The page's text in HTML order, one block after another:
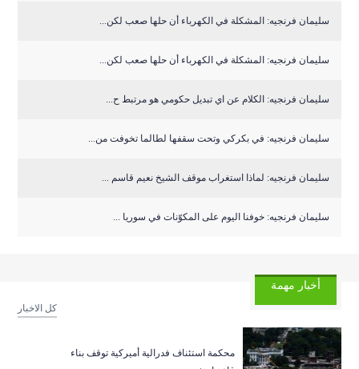
سليمان فرنجيه: المشكلة في الكهرباء أن حلها صعب لكن...
سليمان فرنجيه: المشكلة في الكهرباء أن حلها صعب لكن...
سليمان فرنجيه: الكلام عن اي تبديل حكومي هو مرتبط ح...
سليمان فرنجيه: في بكركي وتحت سقفها لطالما تخوفت من...
سليمان فرنجيه: لماذا استغراب موقف الشيخ نعيم قاسم ...
سليمان فرنجيه: خوفنا اليوم على المكوّنات في سوريا ...
أخبار مهمة
كل الاخبار
‏محكمة استئناف فدرالية أميركية توقف بناء